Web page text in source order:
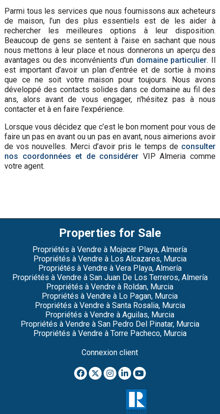
Parmi tous les services que nous fournissons aux acheteurs
de maison, l’un des plus essentiels est de les aider à
rechercher les meilleures options à leur disposition.
Beaucoup de gens se sentent à l'aise en sachant que nous
nous mettons à leur place et nous donnerons un aperçu des
avantages ou des inconvénients d'un domaine particulier. Il
est important d’avoir un plan d’entrée et de sortie à moins
que ce ne soit votre maison pour toujours. Nous avons
développé des contacts solides dans ce domaine au fil des
ans, alors avant de vous engager, n'hésitez pas à nous
contacter et à en faire l'expérience.
Lorsque vous décidez que c’est le bon moment pour vous de
faire un pas en avant ou un pas en avant, nous aimerions avoir
de vos nouvelles. Merci d’avoir pris le temps de consulter
nos coordonnées et de considérer VIP Almeria comme
votre agent.
Properties for Sale
Propriétés à Vendre à Mojacar Playa, Almería
Propriétés à Vendre à Los Alcazares, Murcia
Propriétés à Vendre à Vera Playa, Almería
Propriétés à Vendre à San Juan De Los Terreros, Almería
Propriétés à Vendre à Roldan, Murcia
Propriétés à Vendre à Lo Pagan, Murcia
Propriétés à Vendre à Santa Rosalia, Murcia
Propriétés à Vendre à Aguilas, Murcia
Propriétés à Vendre à San Pedro Del Pinatar, Murcia
Propriétés à Vendre à Torre Pacheco, Murcia
Connexion client